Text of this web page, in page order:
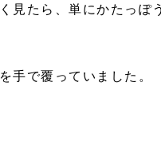
見たら、単にかたっぽ
手で覆っていました。